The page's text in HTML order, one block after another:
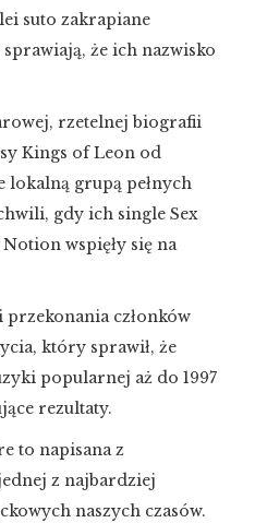
suto zakrapiane
że ich nazwisko
rzetelnej biografii
Kings of Leon od
lokalną grupą pełnych
gdy ich single Sex
wspięły się na
przekonania członków
który sprawił, że
popularnej aż do 1997
rezultaty.
to napisana z
z najbardziej
naszych czasów.